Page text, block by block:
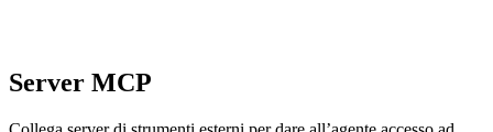
Server MCP